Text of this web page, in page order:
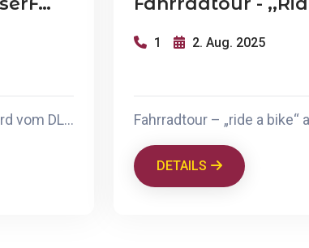
Die Kirmes 2025 in Weeze wird vom DLRG Weeze als „wasserFest“ organisiert und umfasst traditionelle Brauchtumsveranstaltungen, Umzüge, Vereinsgemeinschaften und öffentliche Feiern. Highlights sind die Kirmeseröffnung am Samstag, 06.09.2025, mit Gottesdienst, Umzug zum Vittinghoff-Schell-Park, Tanzveranstaltung im Festzelt sowie der Hauptfesttag am Montag, 08.09.2025, mit Festakt, Frühschoppen und Proklamation des neuen Festkettenträgers. Der Reitverein Graf von Schmettow e.V. ist mit Standartenreitern und Fußgruppen beteiligt.
1 2. Aug. 2025
DETAILS